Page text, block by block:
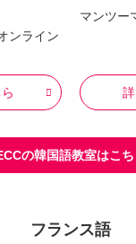
ンライン
マンツー
の韓国語教室はこち
フランス語